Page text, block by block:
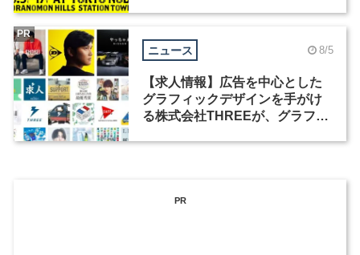
ニュース 8/5
【求人情報】広告を中心とした
グラフィックデザインを手がけ
る株式会社THREEが、グラフィ
PR
PR